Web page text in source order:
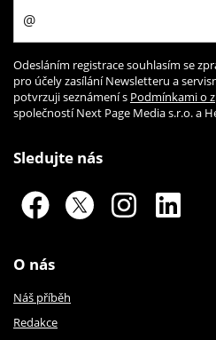
Odesláním registrace souhlasím se
pro účely zasílání Newsletteru a
potvrzuji seznámení s Podmínkami o
společností Next Page Media s.r.o. a
Sledujte nás
O nás
Náš příběh
Redakce